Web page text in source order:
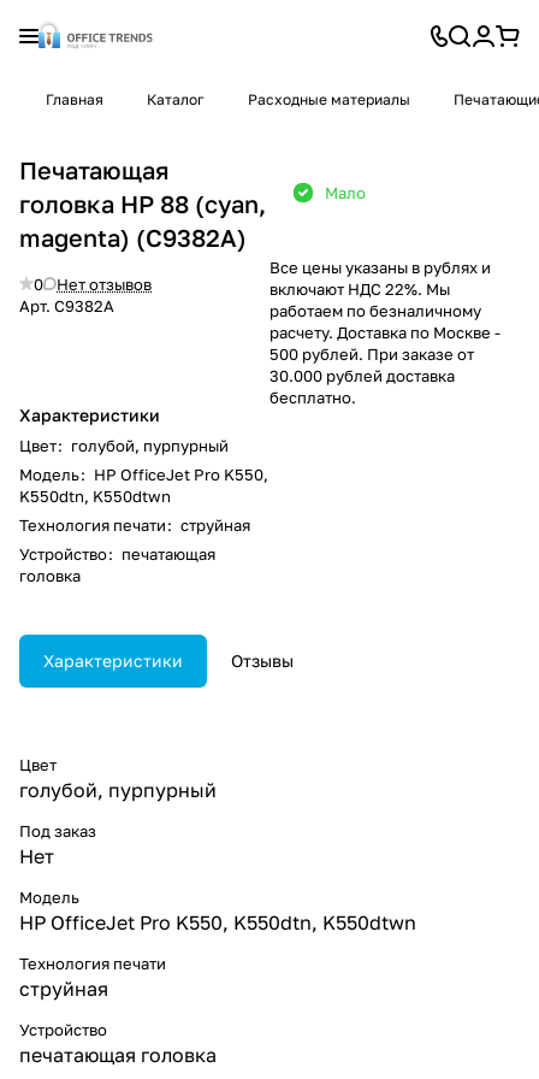
Главная Каталог Расходные материалы
Печатающая
головка HP 88 (cyan,
magenta) (C9382A)
0
Нет отзывов
Арт. C9382A
Характеристики
Цвет: голубой, пурпурный
Модель: HP OfficeJet Pro K550,
K550dtn, K550dtwn
Технология печати: струйная
Устройство: печатающая
головка
Мало
Все цены указаны в рублях и
включают НДС 22%. Мы
работаем по безналичному
расчету. Доставка по Москве -
500 рублей. При заказе от
30.000 рублей доставка
бесплатно.
Характеристики Отзывы
Цвет
голубой, пурпурный
Под заказ
Нет
Модель
HP OfficeJet Pro K550, K550dtn, K550dtwn
Технология печати
струйная
Устройство
печатающая головка